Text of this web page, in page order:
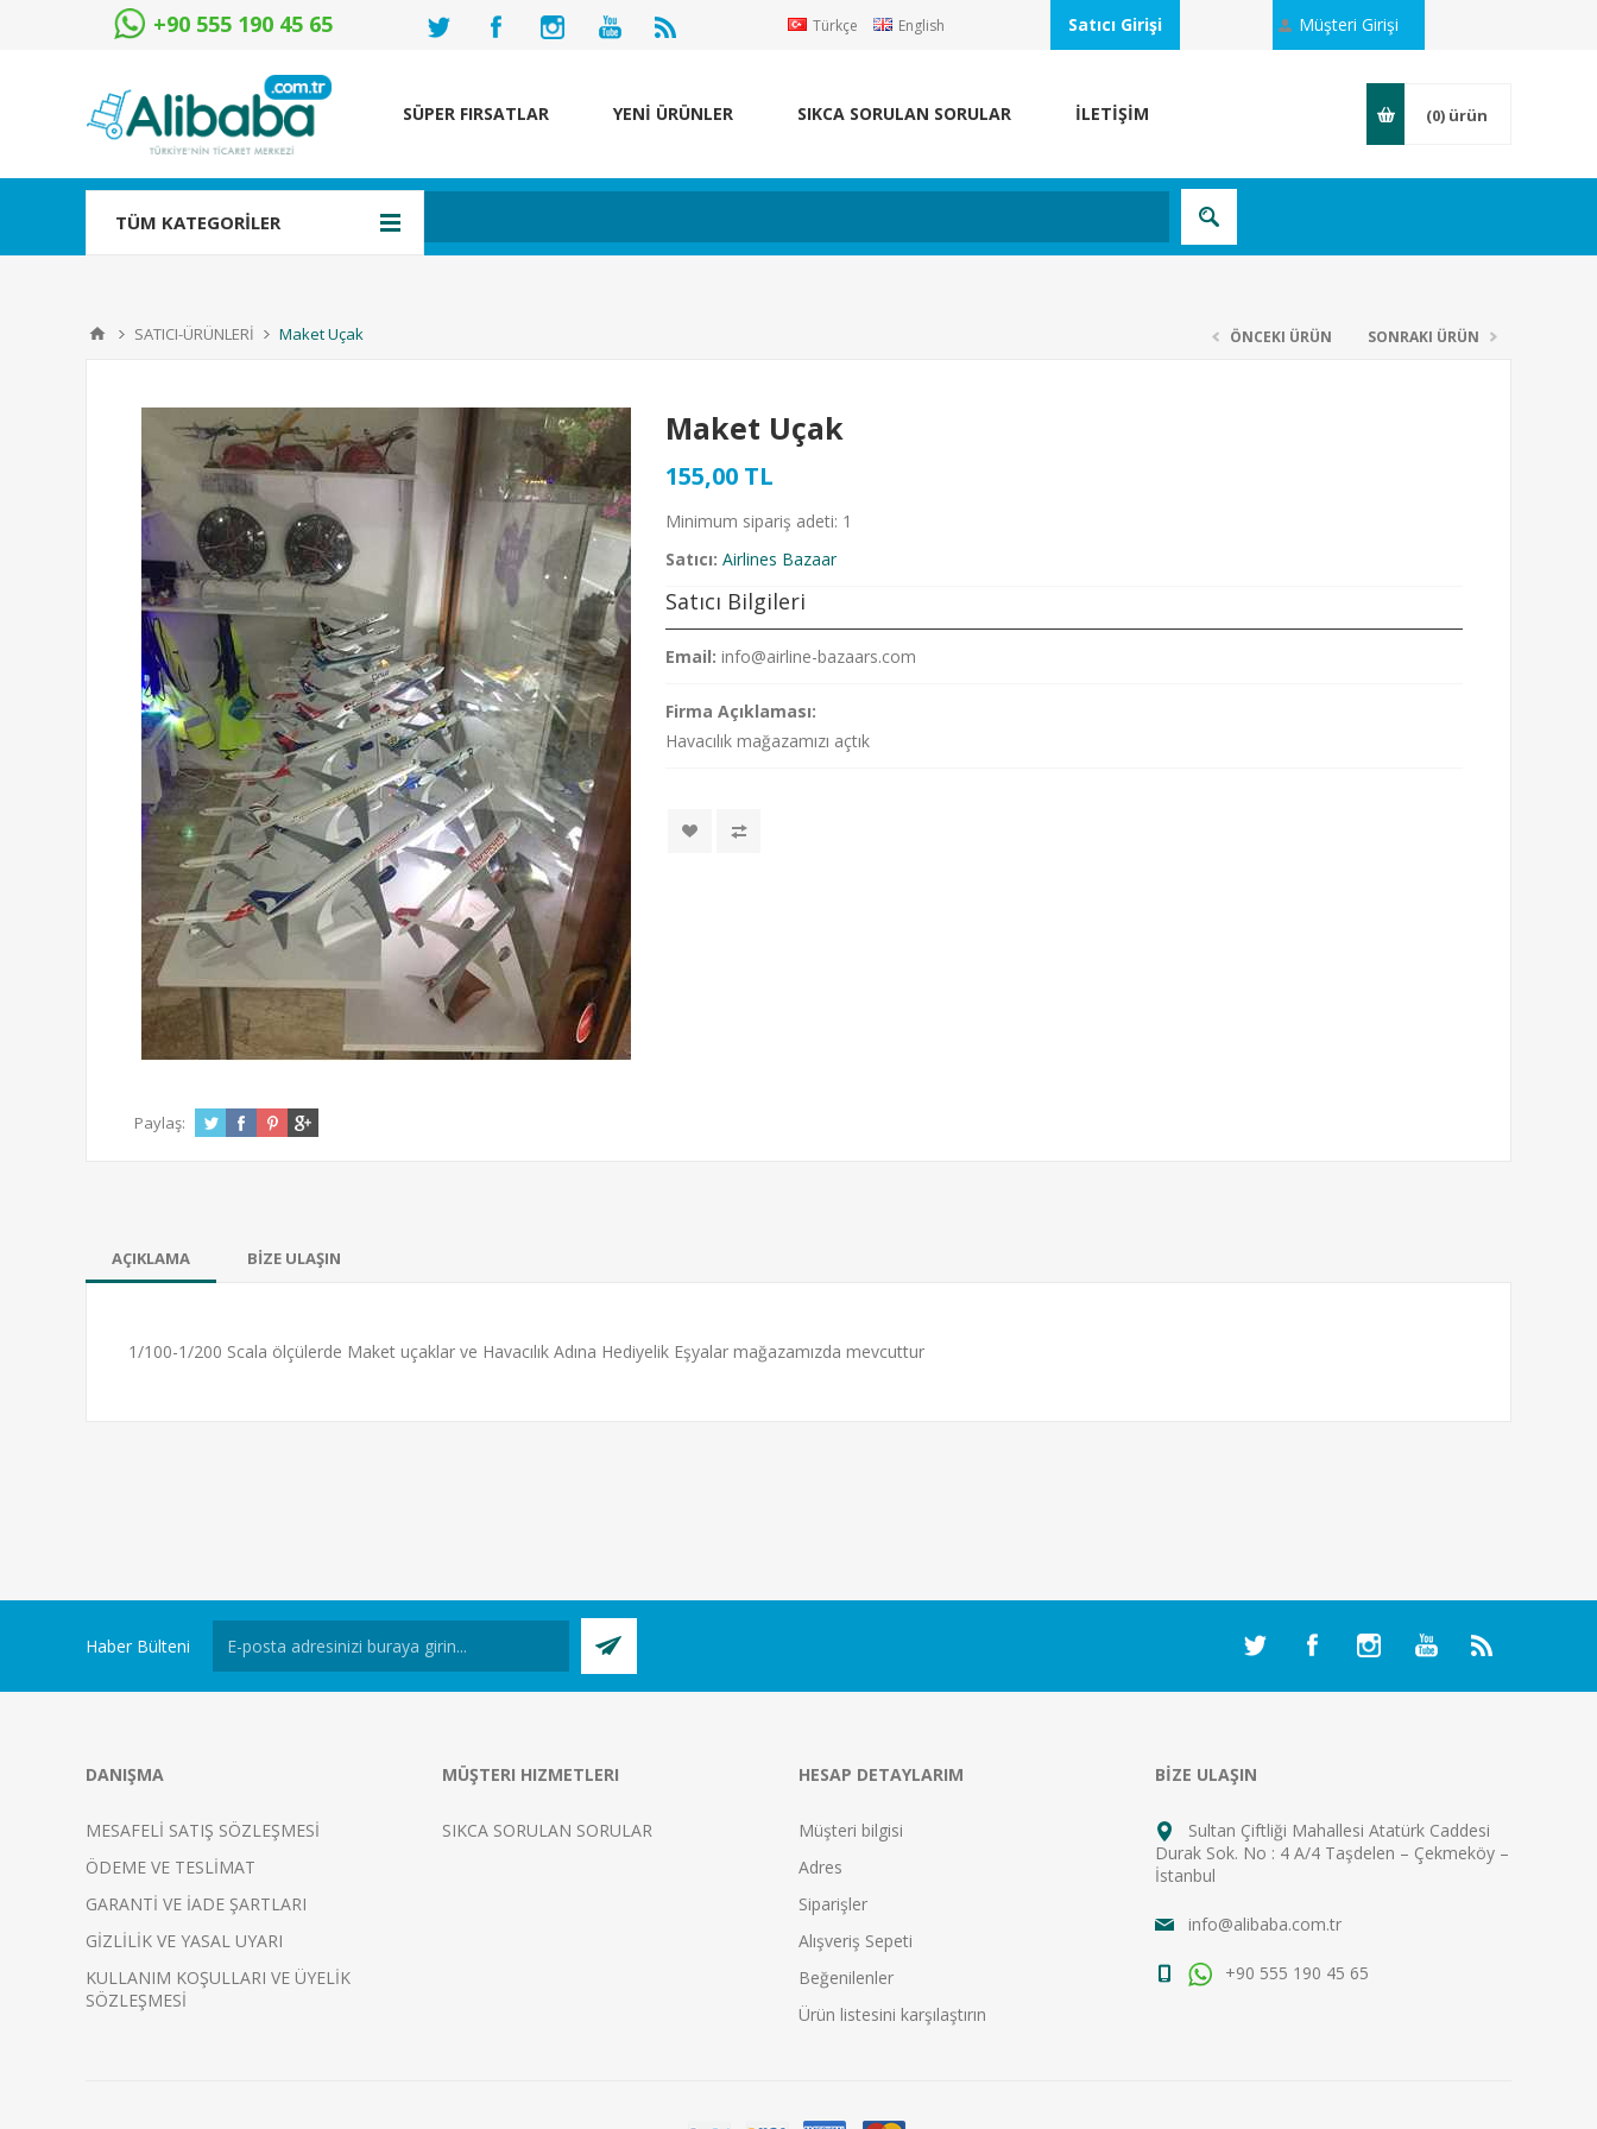
+90 555 190 45 65 Türkçe English Satıcı Girişi Müşteri Girişi
SÜPER FIRSATLAR YENİ ÜRÜNLER SIKCA SORULAN SORULAR İLETİŞİM (0) ürün
TÜM KATEGORİLER
SATICI-ÜRÜNLERİ Maket Uçak ÖNCEKI ÜRÜN SONRAKI ÜRÜN
Maket Uçak
155,00 TL
Minimum sipariş adeti: 1
Satıcı: Airlines Bazaar
Satıcı Bilgileri
Email: info@airline-bazaars.com
Firma Açıklaması:
Havacılık mağazamızı açtık
Paylaş:
AÇIKLAMA BİZE ULAŞIN
1/100-1/200 Scala ölçülerde Maket uçaklar ve Havacılık Adına Hediyelik Eşyalar mağazamızda mevcuttur
Haber Bülteni
DANIŞMA
MESAFELİ SATIŞ SÖZLEŞMESİ
ÖDEME VE TESLİMAT
GARANTİ VE İADE ŞARTLARI
GİZLİLİK VE YASAL UYARI
KULLANIM KOŞULLARI VE ÜYELİK
SÖZLEŞMESİ
MÜŞTERI HIZMETLERI
SIKCA SORULAN SORULAR
HESAP DETAYLARIM
Müşteri bilgisi
Adres
Siparişler
Alışveriş Sepeti
Beğenilenler
Ürün listesini karşılaştırın
BİZE ULAŞIN
Sultan Çiftliği Mahallesi Atatürk Caddesi
Durak Sok. No : 4 A/4 Taşdelen – Çekmeköy –
İstanbul
info@alibaba.com.tr
+90 555 190 45 65